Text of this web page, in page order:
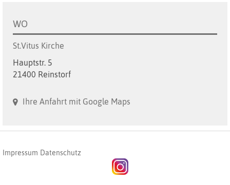
WO
St.Vitus Kirche
Hauptstr. 5
21400 Reinstorf
Ihre Anfahrt mit Google Maps
Impressum Datenschutz